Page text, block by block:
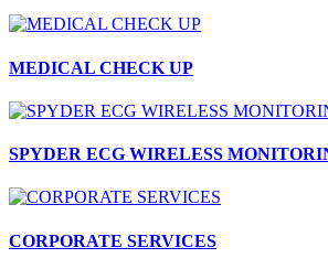
MEDICAL CHECK UP
SPYDER ECG WIRELESS
CORPORATE SERVICES